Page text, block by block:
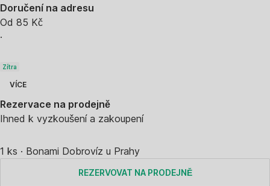
Doručení na adresu
Od 85 Kč
·
Zítra
VÍCE
Rezervace na prodejně
Ihned k vyzkoušení a zakoupení
1 ks · Bonami Dobrovíz u Prahy
REZERVOVAT NA PRODEJNĚ